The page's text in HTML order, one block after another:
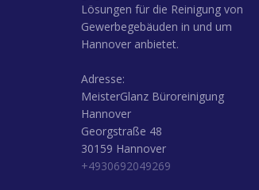
Lösungen für die Reinigung von
Gewerbegebäuden in und um
Hannover anbietet.
Adresse:
MeisterGlanz Büroreinigung
Hannover
Georgstraße 48
30159 Hannover
+4930692049269